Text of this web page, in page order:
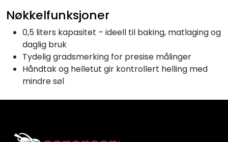
Nøkkelfunksjoner
0,5 liters kapasitet – ideell til baking, matlaging og
daglig bruk
Tydelig gradsmerking for presise målinger
Håndtak og helletut gir kontrollert helling med
mindre søl